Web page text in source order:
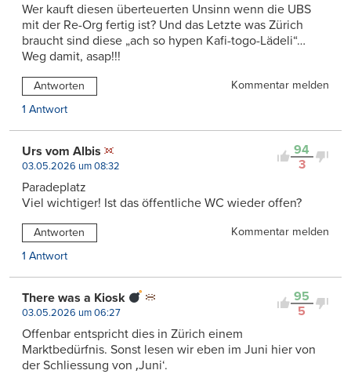
Wer kauft diesen überteuerten Unsinn wenn die UBS
mit der Re-Org fertig ist? Und das Letzte was Zürich
braucht sind diese „ach so hypen Kafi-togo-Lädeli“…
Weg damit, asap!!!
Antworten
Kommentar melden
1 Antwort
94
3
Urs vom Albis
03.05.2026 um 08:32
Paradeplatz
Viel wichtiger! Ist das öffentliche WC wieder offen?
Antworten
Kommentar melden
1 Antwort
95
5
There was a Kiosk
03.05.2026 um 06:27
Offenbar entspricht dies in Zürich einem
Marktbedürfnis. Sonst lesen wir eben im Juni hier von
der Schliessung von ‚Juni‘.